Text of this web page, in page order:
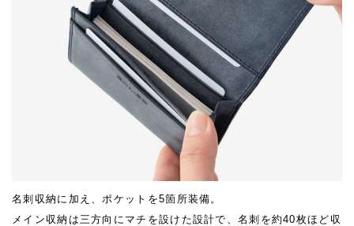
名刺収納に加え、ポケットを5箇所装備。
メイン収納は三方向にマチを設けた設計で、名刺を約40枚ほど収